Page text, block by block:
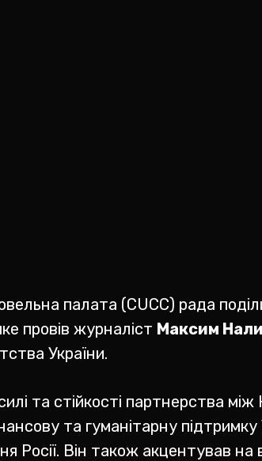
палата (CUCC) рада
провів журналіст Максим
України.
та стійкості партнерства
та гуманітарну підтримку
Росії. Він також акцентував на